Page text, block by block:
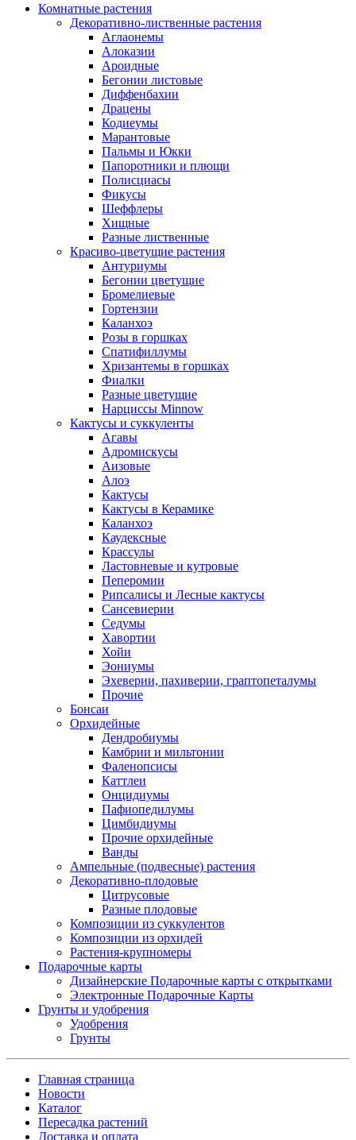
Комнатные растения
Декоративно-лиственные растения
Аглаонемы
Алоказии
Ароидные
Бегонии листовые
Диффенбахии
Драцены
Кодиеумы
Марантовые
Пальмы и Юкки
Папоротники и плющи
Полисциасы
Фикусы
Шеффлеры
Хищные
Разные лиственные
Красиво-цветущие растения
Антуриумы
Бегонии цветущие
Бромелиевые
Гортензии
Каланхоэ
Розы в горшках
Спатифиллумы
Хризантемы в горшках
Фиалки
Разные цветущие
Нарциссы Minnow
Кактусы и суккуленты
Агавы
Адромискусы
Аизовые
Алоэ
Кактусы
Кактусы в Керамике
Каланхоэ
Каудексные
Крассулы
Ластовневые и кутровые
Пеперомии
Рипсалисы и Лесные кактусы
Сансевиерии
Седумы
Хавортии
Хойи
Эониумы
Эхеверии, пахиверии, граптопеталумы
Прочие
Бонсаи
Орхидейные
Дендробиумы
Камбрии и мильтонии
Фаленопсисы
Каттлеи
Онцидиумы
Пафиопедилумы
Цимбидиумы
Прочие орхидейные
Ванды
Ампельные (подвесные) растения
Декоративно-плодовые
Цитрусовые
Разные плодовые
Композиции из суккулентов
Композиции из орхидей
Растения-крупномеры
Подарочные карты
Дизайнерские Подарочные карты с открытками
Электронные Подарочные Карты
Грунты и удобрения
Удобрения
Грунты
Главная страница
Новости
Каталог
Пересадка растений
Доставка и оплата